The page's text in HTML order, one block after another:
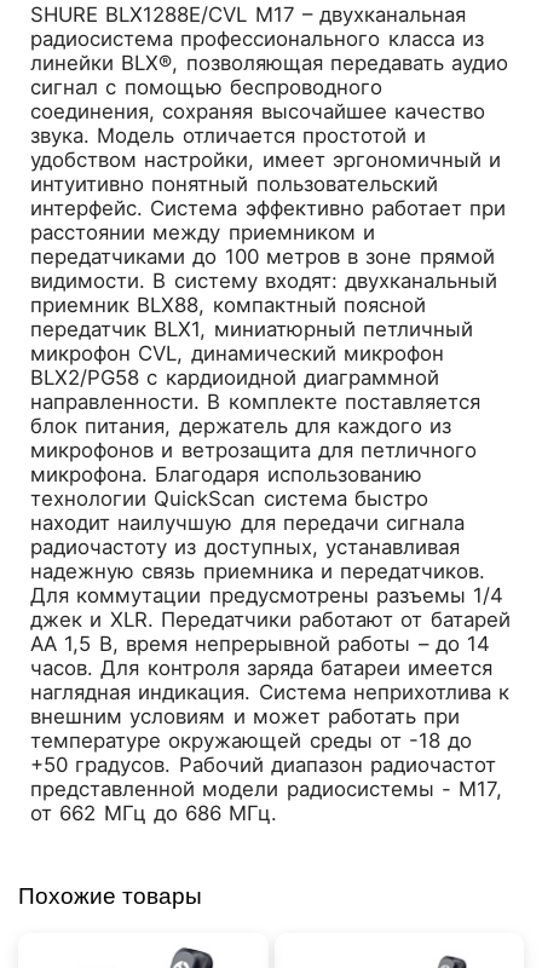
SHURE BLX1288E/CVL M17 – двухканальная
радиосистема профессионального класса из
линейки BLX®, позволяющая передавать аудио
сигнал с помощью беспроводного
соединения, сохраняя высочайшее качество
звука. Модель отличается простотой и
удобством настройки, имеет эргономичный и
интуитивно понятный пользовательский
интерфейс. Система эффективно работает при
расстоянии между приемником и
передатчиками до 100 метров в зоне прямой
видимости. В систему входят: двухканальный
приемник BLX88, компактный поясной
передатчик BLX1, миниатюрный петличный
микрофон CVL, динамический микрофон
BLX2/PG58 с кардиоидной диаграммной
направленности. В комплекте поставляется
блок питания, держатель для каждого из
микрофонов и ветрозащита для петличного
микрофона. Благодаря использованию
технологии QuickScan система быстро
находит наилучшую для передачи сигнала
радиочастоту из доступных, устанавливая
надежную связь приемника и передатчиков.
Для коммутации предусмотрены разъемы 1/4
джек и XLR. Передатчики работают от батарей
АА 1,5 В, время непрерывной работы – до 14
часов. Для контроля заряда батареи имеется
наглядная индикация. Система неприхотлива к
внешним условиям и может работать при
температуре окружающей среды от -18 до
+50 градусов. Рабочий диапазон радиочастот
представленной модели радиосистемы - M17,
от 662 МГц до 686 МГц.
Похожие товары